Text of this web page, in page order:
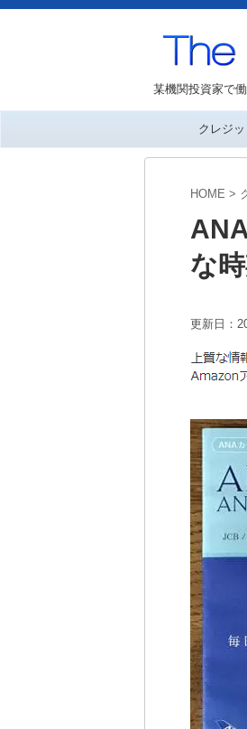
某機関投資家で
クレジ
HOME >
な
更新日：